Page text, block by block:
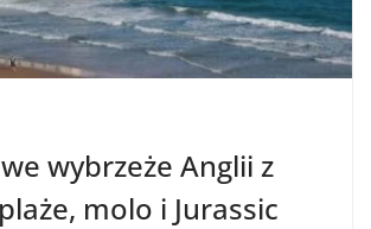
wybrzeże Anglii z
molo i Jurassic